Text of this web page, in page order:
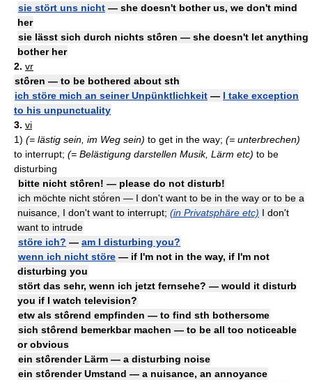
sie stört uns nicht — she doesn't bother us, we don't mind
her
sie lässt sich durch nichts stö́ren — she doesn't let anything
bother her
2. vr
stö́ren — to be bothered about sth
ich störe mich an seiner Unpünktlichkeit — I take exception
to his unpunctuality
3. vi
1) (= lästig sein, im Weg sein) to get in the way; (= unterbrechen)
to interrupt; (= Belästigung darstellen Musik, Lärm etc) to be
disturbing
bitte nicht stö́ren! — please do not disturb!
ich möchte nicht stö́ren — I don't want to be in the way or to be a
nuisance, I don't want to interrupt; (in Privatsphäre etc) I don't
want to intrude
störe ich? — am I disturbing you?
wenn ich nicht störe — if I'm not in the way, if I'm not
disturbing you
stört das sehr, wenn ich jetzt fernsehe? — would it disturb
you if I watch television?
etw als stö́rend empfinden — to find sth bothersome
sich stö́rend bemerkbar machen — to be all too noticeable
or obvious
ein stö́render Lärm — a disturbing noise
ein stö́render Umstand — a nuisance, an annoyance